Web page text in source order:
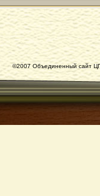
©2007 Объединенный сайт